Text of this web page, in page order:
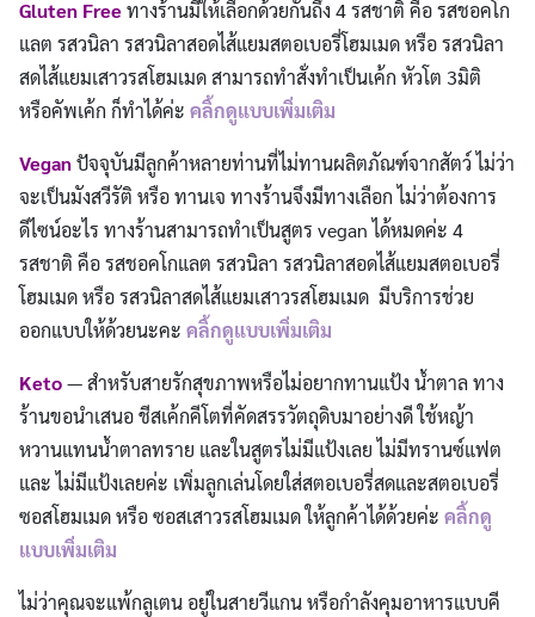
Gluten Freeทางร้านมีให้เลือกด้วยกันถึง 4 รสชาติ คือ รสชอคโก
แลต รสวนิลา รสวนิลาสอดไส้แยมสตอเบอรี่โฮมเมด หรือ รสวนิลา
สดไส้แยมเสาวรสโฮมเมด สามารถทำสั่งทำเป็นเค้ก หัวโต 3มิติ
หรือคัพเค้ก ก็ทำได้ค่ะ คลิ้กดูแบบเพิ่มเติม
Veganปัจจุบันมีลูกค้าหลายท่านที่ไม่ทานผลิตภัณฑ์จากสัตว์ ไม่ว่า
จะเป็นมังสวีรัติ หรือ ทานเจ ทางร้านจึงมีทางเลือก ไม่ว่าต้องการ
ดีไซน์อะไร ทางร้านสามารถทำเป็นสูตร vegan ได้หมดค่ะ 4
รสชาติ คือ รสชอคโกแลต รสวนิลา รสวนิลาสอดไส้แยมสตอเบอรี่
โฮมเมด หรือ รสวนิลาสดไส้แยมเสาวรสโฮมเมด มีบริการช่วย
ออกแบบให้ด้วยนะคะ คลิ้กดูแบบเพิ่มเติม
Keto— สำหรับสายรักสุขภาพหรือไม่อยากทานแป้ง น้ำตาล ทาง
ร้านขอนำเสนอ ชีสเค้กคีโตที่คัดสรรวัตถุดิบมาอย่างดี ใช้หญ้า
หวานแทนน้ำตาลทราย และในสูตรไม่มีแป้งเลย ไม่มีทรานซ์แฟต
และ ไม่มีแป้งเลยค่ะ เพิ่มลูกเล่นโดยใส่สตอเบอรี่สดและสตอเบอรี่
ซอสโฮมเมด หรือ ซอสเสาวรสโฮมเมด ให้ลูกค้าได้ด้วยค่ะ คลิ้กดู
แบบเพิ่มเติม
ไม่ว่าคุณจะแพ้กลูเตน อยู่ในสายวีแกน หรือกำลังคุมอาหารแบบคี